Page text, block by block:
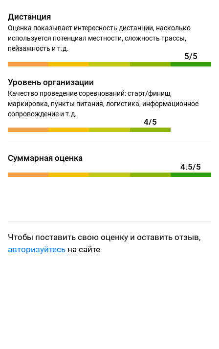
Дистанция
Оценка показывает интересность дистанции, насколько
используется потенциал местности, сложность трассы,
пейзажность и т.д.
5/5
Уровень организации
Качество проведение соревнований: старт/финиш,
маркировка, пункты питания, логистика, информационное
сопровождение и т.д.
4/5
Суммарная оценка
4.5/5
Чтобы поставить свою оценку и оставить отзыв,
авторизуйтесь на сайте